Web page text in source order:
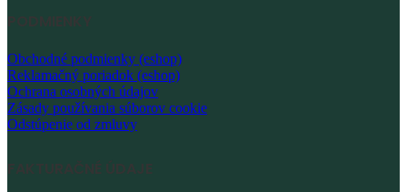
PODMIENKY
Obchodné podmienky (eshop)
Reklamačný poriadok (eshop)
Ochrana osobných údajov
Zásady používania súborov cookie
Odstúpenie od zmluvy
FAKTURAČNÉ ÚDAJE